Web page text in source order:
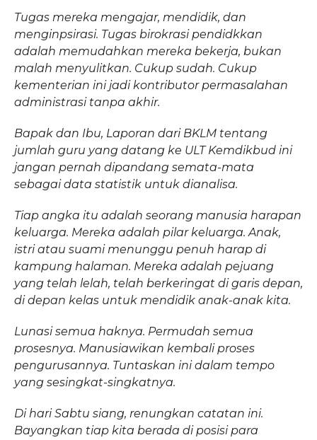
Tugas mereka mengajar, mendidik, dan
menginpsirasi. Tugas birokrasi pendidkkan
adalah memudahkan mereka bekerja, bukan
malah menyulitkan. Cukup sudah. Cukup
kementerian ini jadi kontributor permasalahan
administrasi tanpa akhir.
Bapak dan Ibu, Laporan dari BKLM tentang
jumlah guru yang datang ke ULT Kemdikbud ini
jangan pernah dipandang semata-mata
sebagai data statistik untuk dianalisa.
Tiap angka itu adalah seorang manusia harapan
keluarga. Mereka adalah pilar keluarga. Anak,
istri atau suami menunggu penuh harap di
kampung halaman. Mereka adalah pejuang
yang telah lelah, telah berkeringat di garis depan,
di depan kelas untuk mendidik anak-anak kita.
Lunasi semua haknya. Permudah semua
prosesnya. Manusiawikan kembali proses
pengurusannya. Tuntaskan ini dalam tempo
yang sesingkat-singkatnya.
Di hari Sabtu siang, renungkan catatan ini.
Bayangkan tiap kita berada di posisi para